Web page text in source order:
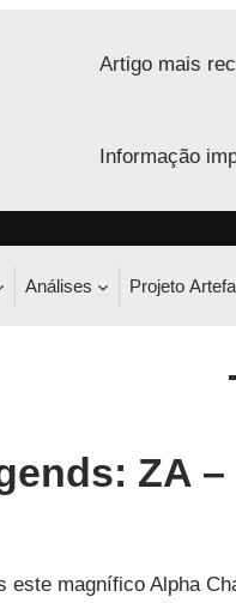
Artigo mais
Informação
Análises Projeto
ZA
este magnífico Alpha